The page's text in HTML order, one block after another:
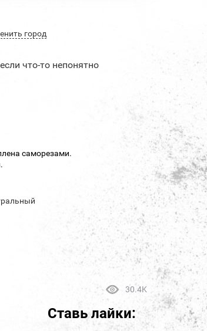
город
что-то непонятно
саморезами.
30.4K
Ставь лайки: